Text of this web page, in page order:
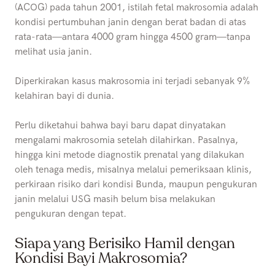
(ACOG) pada tahun 2001, istilah fetal makrosomia adalah
kondisi pertumbuhan janin dengan berat badan di atas
rata-rata—antara 4000 gram hingga 4500 gram—tanpa
melihat usia janin.
Diperkirakan kasus makrosomia ini terjadi sebanyak 9%
kelahiran bayi di dunia.
Perlu diketahui bahwa bayi baru dapat dinyatakan
mengalami makrosomia setelah dilahirkan. Pasalnya,
hingga kini metode diagnostik prenatal yang dilakukan
oleh tenaga medis, misalnya melalui pemeriksaan klinis,
perkiraan risiko dari kondisi Bunda, maupun pengukuran
janin melalui USG masih belum bisa melakukan
pengukuran dengan tepat.
Siapa yang Berisiko Hamil dengan
Kondisi Bayi Makrosomia?